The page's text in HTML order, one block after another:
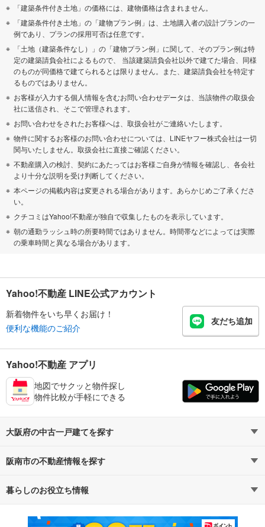
「建築条件付き土地」の価格には、建物価格は含まれません。
「建築条件付き土地」の「建物プラン例」は、土地購入者の設計プランの一
例であり、プランの採用可否は任意です。
「土地（建築条件なし）」の「建物プラン例」に関して、そのプラン例は特
定の建築請負会社によるもので、 当該建築請負会社以外で建てた場合、同様
のものが同価格で建てられるとは限りません。また、建築請負会社を特定す
るものではありません。
お客様が入力する個人情報を含むお問い合わせデータは、当該物件の取扱会
社に送信され、そこで管理されます。
お問い合わせをされたお客様へは、取扱会社がご連絡いたします。
物件に関するお客様のお問い合わせについては、LINEヤフー株式会社は一切
関与いたしません。取扱会社に直接ご確認ください。
不動産購入の検討、契約にあたってはお客様ご自身が情報を確認し、各会社
より十分な説明を受け判断してください。
本ページの掲載内容は変更される場合があります。あらかじめご了承くださ
い。
クチコミはYahoo!不動産が独自で収集したものを表示しています。
朝の通勤ラッシュ時の所要時間ではありません。時間帯などによっては実際
の乗車時間と異なる場合があります。
Yahoo!不動産 LINE公式アカウント
新着物件をいち早くお届け！
便利な機能のご紹介
友だち追加
Yahoo!不動産 アプリ
地図でサクッと物件探し
物件比較が手軽にできる
大阪府の中古一戸建てを探す
路線・駅から探す
通勤・通学時間から探す
阪南市の不動産情報を探す
不動産・住宅
新築マンション 中古マンション
暮らしのお役立ち情報
マンションカタログ 教えて！住まいの先生